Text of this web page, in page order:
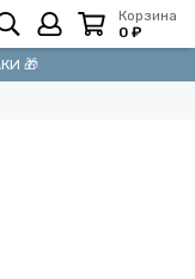
Корзина
0 ₽
🎁